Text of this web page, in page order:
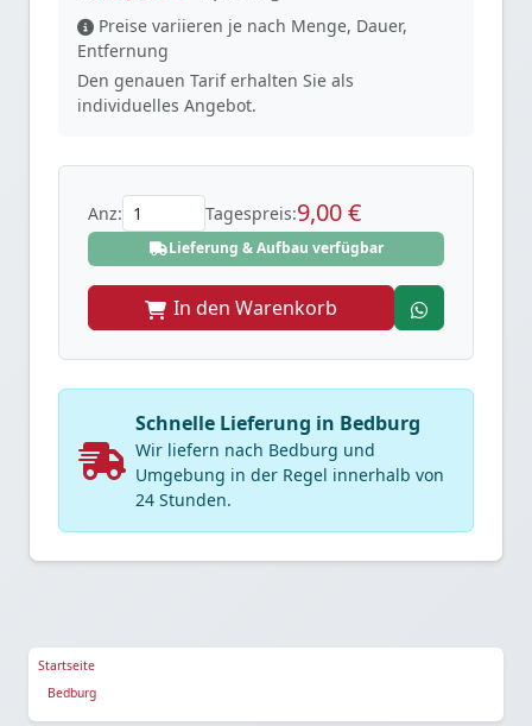
Startseite
Bedburg
Preise variieren je nach Menge, Dauer,
Entfernung
Den genauen Tarif erhalten Sie als
individuelles Angebot.
Anz: Tagespreis:9,00 €
Lieferung & Aufbau verfügbar
In den Warenkorb
Schnelle Lieferung in Bedburg
Wir liefern nach Bedburg und
Umgebung in der Regel innerhalb von
24 Stunden.